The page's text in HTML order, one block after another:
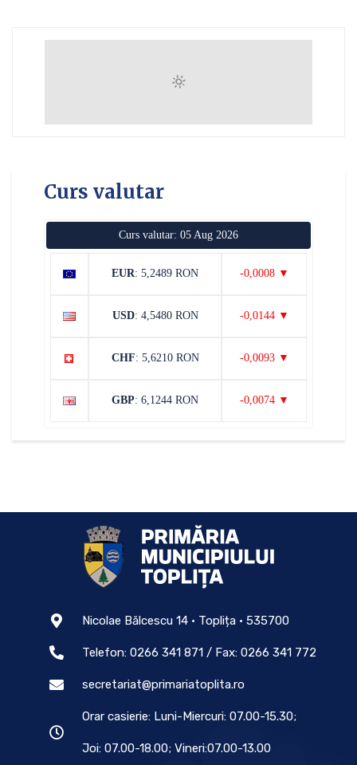
Curs valutar
Curs valutar: 05 Aug 2026
EUR: 5,2489 RON -0,0008 ▼
USD: 4,5480 RON -0,0144 ▼
CHF: 5,6210 RON -0,0093 ▼
GBP: 6,1244 RON -0,0074 ▼
Nicolae Bălcescu 14 • Toplița • 535700
Telefon: 0266 341 871 / Fax: 0266 341 772
secretariat@primariatoplita.ro
Orar casierie: Luni-Miercuri: 07.00-15.30;
Joi: 07.00-18.00; Vineri:07.00-13.00